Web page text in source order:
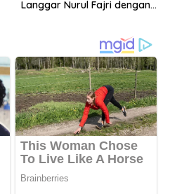
Langgar Nurul Fajri dengan